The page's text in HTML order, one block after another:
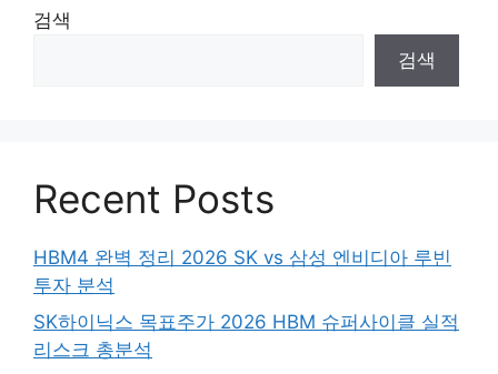
검색
검색
Recent Posts
HBM4 완벽 정리 2026 SK vs 삼성 엔비디아 루빈
투자 분석
SK하이닉스 목표주가 2026 HBM 슈퍼사이클 실적
리스크 총분석